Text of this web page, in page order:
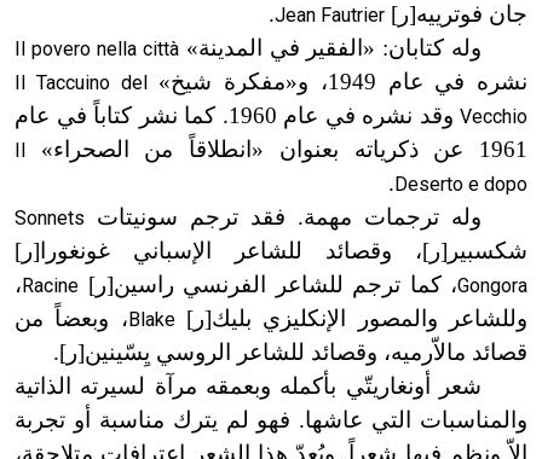
جان فوترييه[ر] Jean Fautrier
.
وله كتابان: «الفقير في المدينة»Il povero nella città
نشره في عام 1949، و «مفكرة شيخ»Il Taccuino del
Vecchio
وقد نشره في عام 1960. كما نشر كتاباً في عام
1961 عن ذكرياته بعنوان «انطلاقاً من الصحراء»
Deserto e dopo
.
وله ترجمات مهمة. فقد ترجم سونيتات
Sonnets
شكسبير[ر]، وقصائد للشاعر الإسباني غونغورا[ر]
Gongora، كما ترجم للشاعر الفرنسي راسين[ر] Racine ،
وللشاعر والمصور الإنكليزي بليك[ر]Blake ، وبعضاً من
قصائد مالاّرميه، وقصائد للشاعر الروسي يِسّينين[ر].
شعر أونغاريتّي بأكمله وبعمقه مرآة لسيرته الذاتية
والمناسبات التي عاشها. فهو لم يترك مناسبة أو تجربة
إلاّ ونظم فيها شعراً. ويُعدّ هذا الشعر اعترافات متلاحقة،